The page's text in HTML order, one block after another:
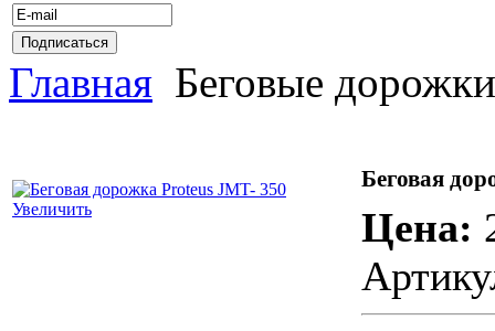
Главная Беговые дорожки
Увеличить
Беговая
Цена: